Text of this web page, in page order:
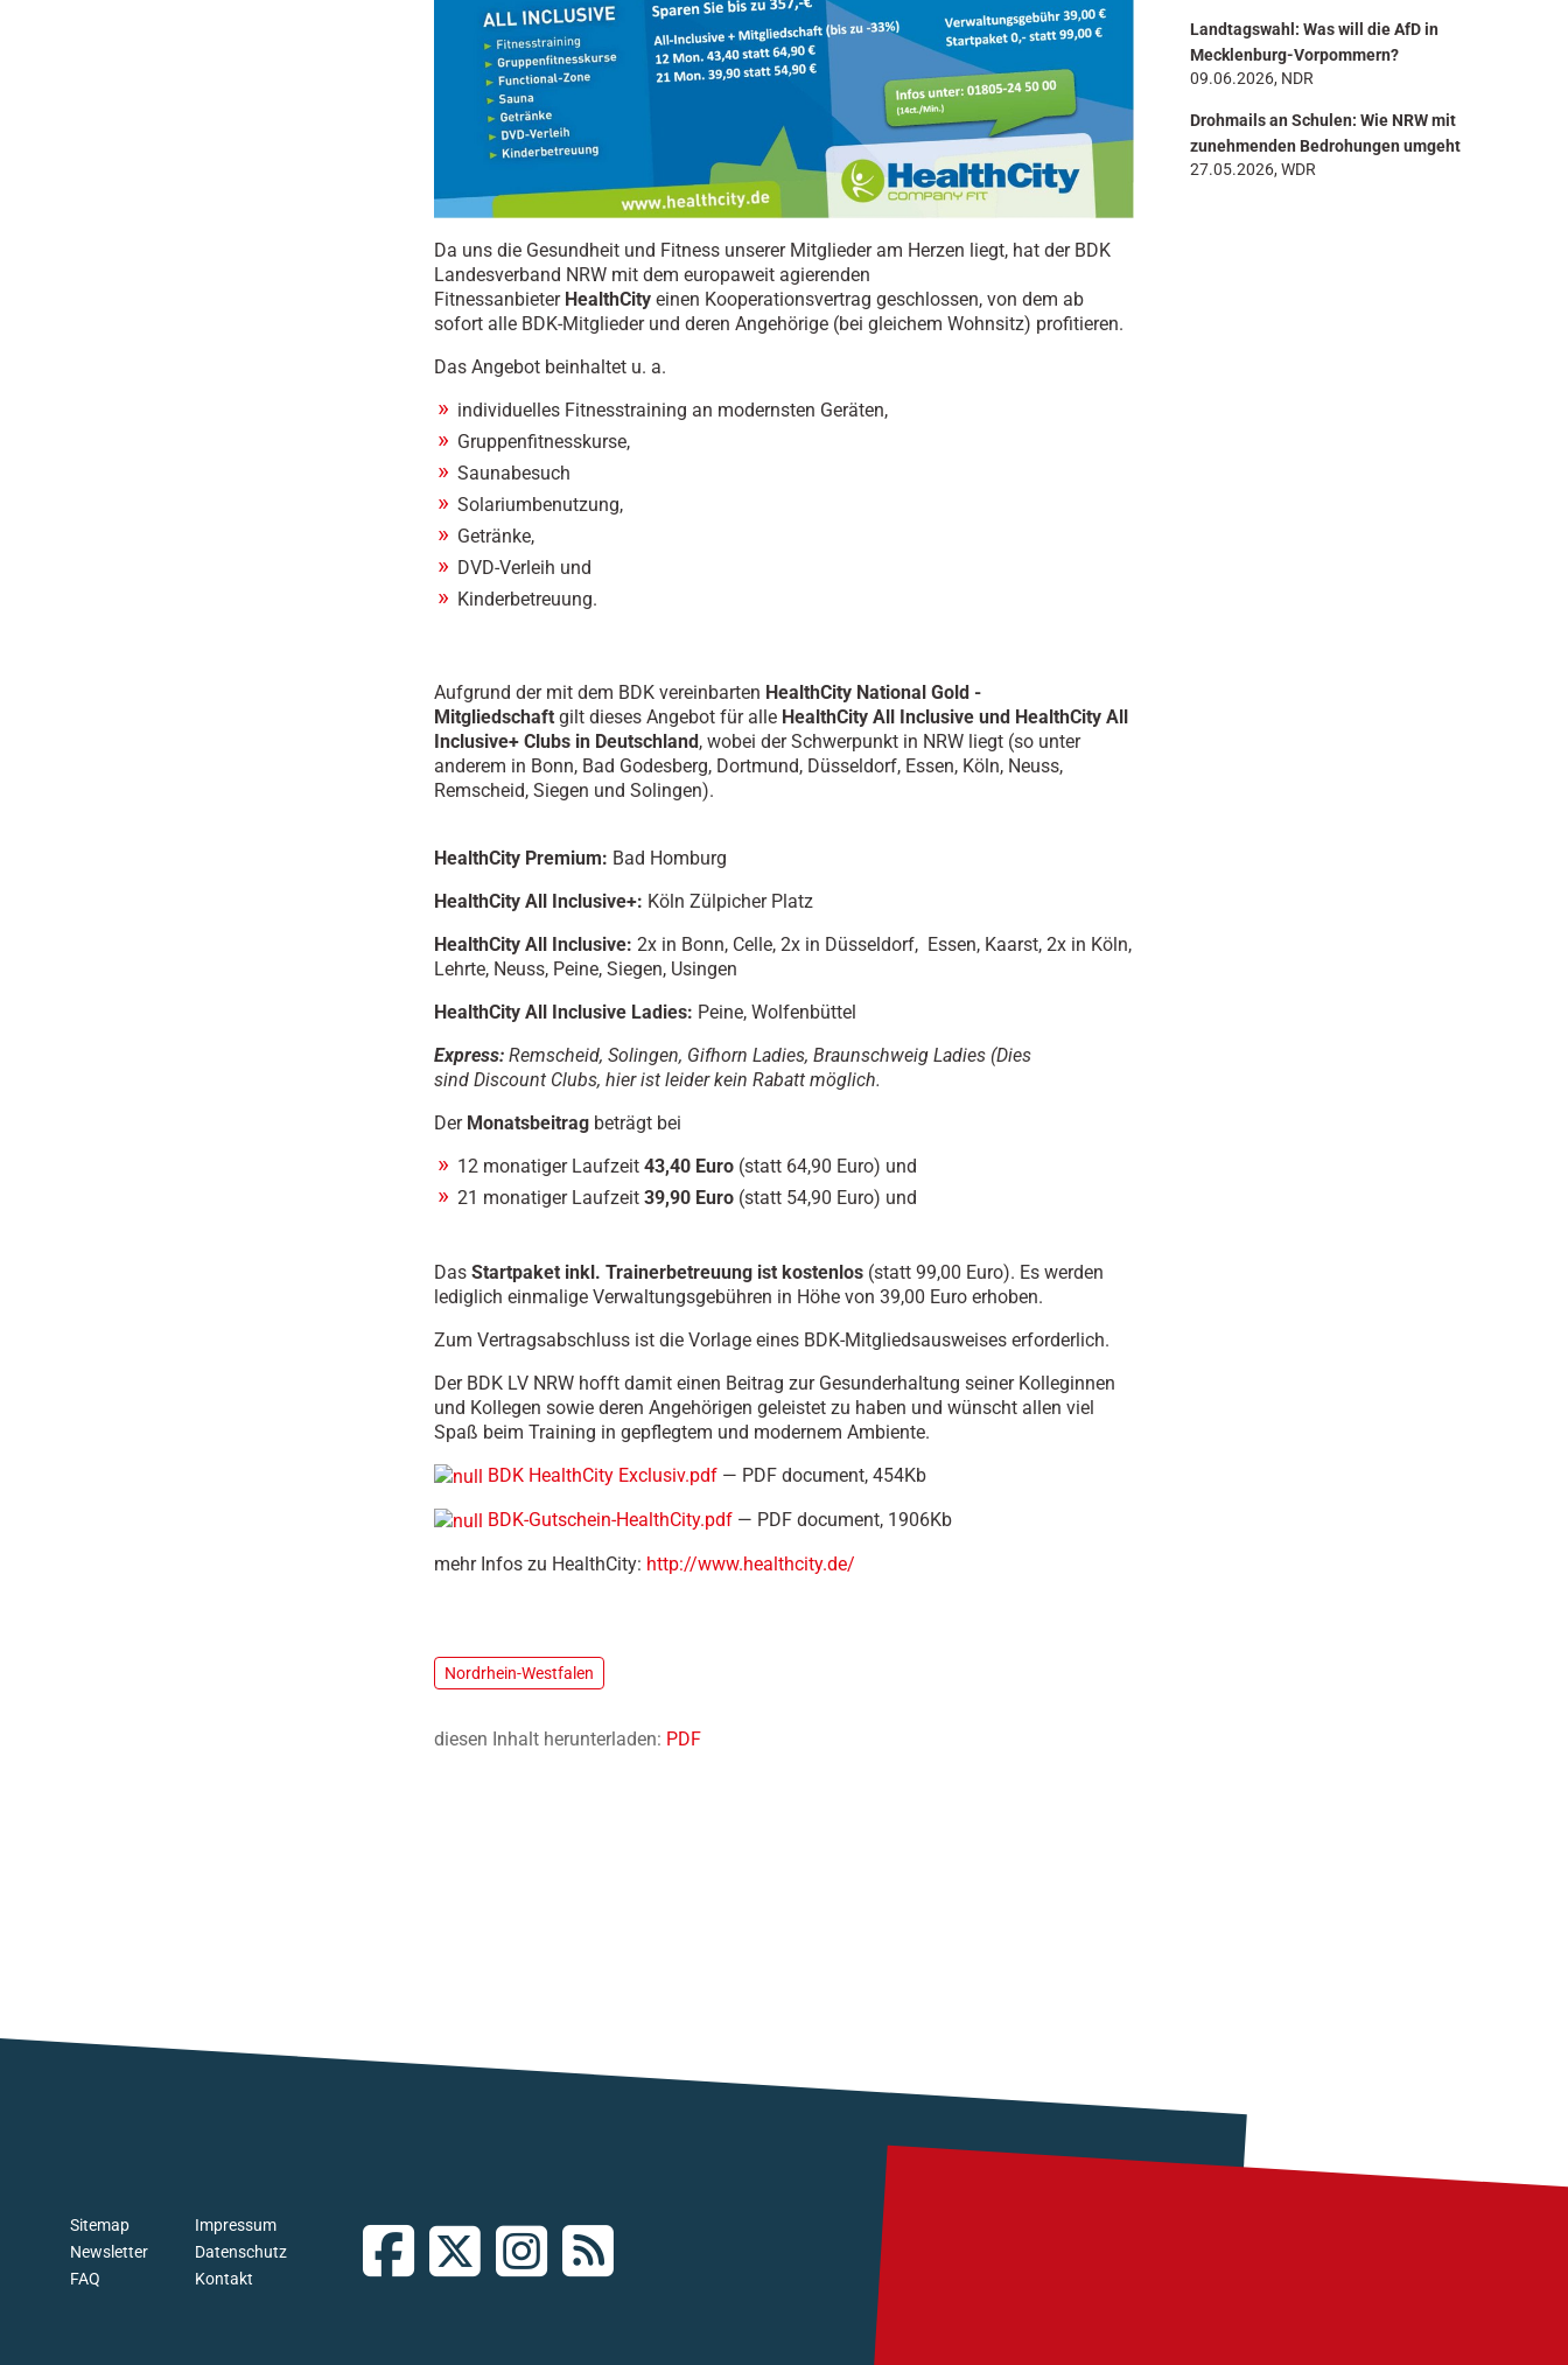
Da uns die Gesundheit und Fitness unserer Mitglieder am Herzen liegt, hat der BDK
Landesverband NRW mit dem europaweit agierenden
Fitnessanbieter HealthCity einen Kooperationsvertrag geschlossen, von dem ab
sofort alle BDK-Mitglieder und deren Angehörige (bei gleichem Wohnsitz) profitieren.
Das Angebot beinhaltet u. a.
individuelles Fitnesstraining an modernsten Geräten,
Gruppenfitnesskurse,
Saunabesuch
Solariumbenutzung,
Getränke,
DVD-Verleih und
Kinderbetreuung.
Aufgrund der mit dem BDK vereinbarten HealthCity National Gold -
Mitgliedschaft gilt dieses Angebot für alle HealthCity All Inclusive und HealthCity All
Inclusive+ Clubs in Deutschland, wobei der Schwerpunkt in NRW liegt (so unter
anderem in Bonn, Bad Godesberg, Dortmund, Düsseldorf, Essen, Köln, Neuss,
Remscheid, Siegen und Solingen).
HealthCity Premium: Bad Homburg
HealthCity All Inclusive+: Köln Zülpicher Platz
HealthCity All Inclusive: 2x in Bonn, Celle, 2x in Düsseldorf, Essen, Kaarst, 2x in Köln,
Lehrte, Neuss, Peine, Siegen, Usingen
HealthCity All Inclusive Ladies: Peine, Wolfenbüttel
Express: Remscheid, Solingen, Gifhorn Ladies, Braunschweig Ladies (Dies
sind Discount Clubs, hier ist leider kein Rabatt möglich.
Der Monatsbeitrag beträgt bei
12 monatiger Laufzeit 43,40 Euro (statt 64,90 Euro) und
21 monatiger Laufzeit 39,90 Euro (statt 54,90 Euro) und
Das Startpaket inkl. Trainerbetreuung ist kostenlos (statt 99,00 Euro). Es werden
lediglich einmalige Verwaltungsgebühren in Höhe von 39,00 Euro erhoben.
Zum Vertragsabschluss ist die Vorlage eines BDK-Mitgliedsausweises erforderlich.
Der BDK LV NRW hofft damit einen Beitrag zur Gesunderhaltung seiner Kolleginnen
und Kollegen sowie deren Angehörigen geleistet zu haben und wünscht allen viel
Spaß beim Training in gepflegtem und modernem Ambiente.
BDK HealthCity Exclusiv.pdf — PDF document, 454Kb
BDK-Gutschein-HealthCity.pdf — PDF document, 1906Kb
mehr Infos zu HealthCity: http://www.healthcity.de/
Nordrhein-Westfalen
diesen Inhalt herunterladen: PDF
Landtagswahl: Was will die AfD in
Mecklenburg-Vorpommern?
09.06.2026, NDR
Drohmails an Schulen: Wie NRW mit
zunehmenden Bedrohungen umgeht
27.05.2026, WDR
FAQ
Newsletter
Sitemap
Kontakt
Datenschutz
Impressum